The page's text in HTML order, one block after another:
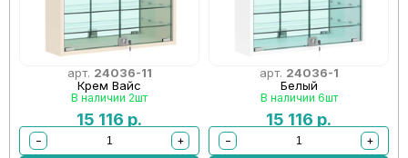
арт. 24036-11
Крем Вайс
В наличии 2шт
15 116 р.
−
+
арт. 24036-1
Белый
В наличии 6шт
15 116 р.
−
+